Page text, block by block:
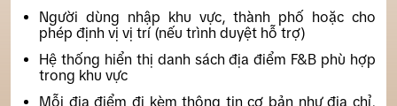
Người dùng nhập khu vực, thành phố hoặc cho
phép định vị vị trí (nếu trình duyệt hỗ trợ)
Hệ thống hiển thị danh sách địa điểm F&B phù hợp
trong khu vực
Mỗi địa điểm đi kèm thông tin cơ bản như địa chỉ,